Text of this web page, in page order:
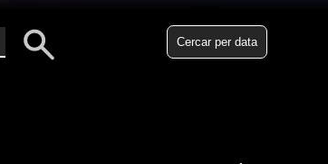
Cercar per data